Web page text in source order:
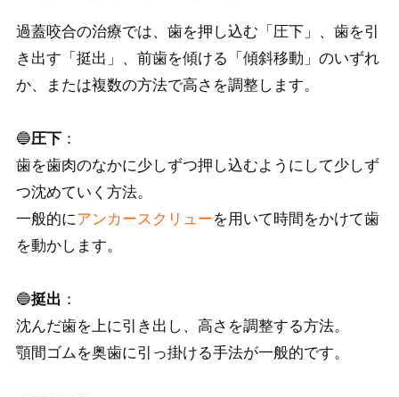
過蓋咬合の治療では、歯を押し込む「圧下」、歯を引
き出す「挺出」、前歯を傾ける「傾斜移動」のいずれ
か、または複数の方法で高さを調整します。
🔵圧下：
歯を歯肉のなかに少しずつ押し込むようにして少しず
つ沈めていく方法。
一般的にアンカースクリューを用いて時間をかけて歯
を動かします。
🔵挺出 ：
沈んだ歯を上に引き出し、高さを調整する方法。
顎間ゴムを奥歯に引っ掛ける手法が一般的です。